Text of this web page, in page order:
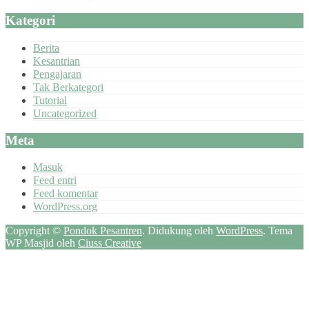
Kategori
Berita
Kesantrian
Pengajaran
Tak Berkategori
Tutorial
Uncategorized
Meta
Masuk
Feed entri
Feed komentar
WordPress.org
Copyright © Pondok Pesantren. Didukung oleh WordPress. Tema
WP Masjid oleh Ciuss Creative